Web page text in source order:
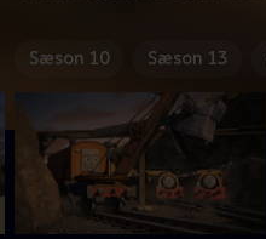
Sæson 10 Sæson 13